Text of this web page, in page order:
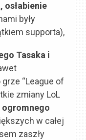
osłabienie
były
supporta),
Tasaka i
“League of
zmiany LoL
ogromnego
w całej
zaszły